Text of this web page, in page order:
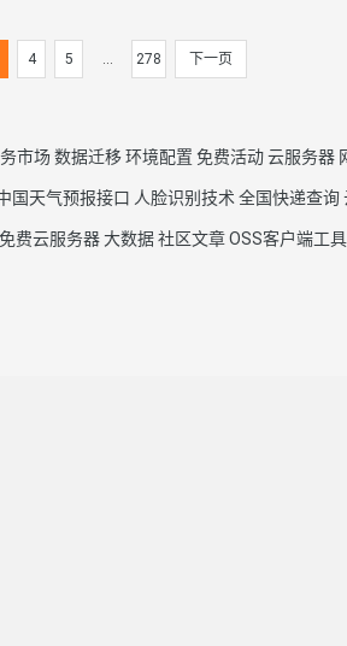
4 5 ... 278 下一页
市场数据迁移环境配置 免费活动云服务器
国天气预报接口 人脸识别技术 全国快递查询
免费云服务器大数据社区文章OSS客户端工具